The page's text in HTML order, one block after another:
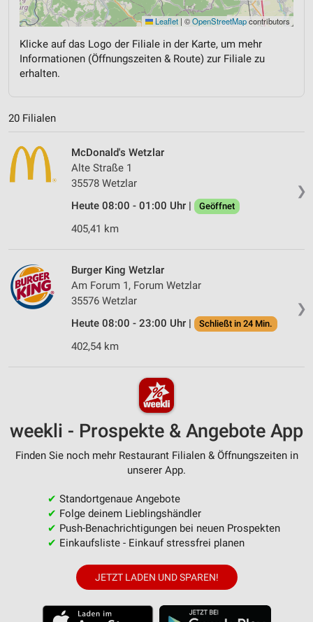
Leaflet | ©OpenStreetMapcontributors
Klicke auf das Logo der Filiale in der Karte, um mehr
Informationen (Öffnungszeiten & Route) zur Filiale zu
erhalten.
20 Filialen
❯
McDonald's Wetzlar
Alte Straße 1
35578 Wetzlar
Heute 08:00 - 01:00 Uhr |
Geöffnet
405,41 km
❯
Burger King Wetzlar
Am Forum 1, Forum Wetzlar
35576 Wetzlar
Heute 08:00 - 23:00 Uhr |
Schließt in 24 Min.
402,54 km
weekli - Prospekte & Angebote App
Finden Sie noch mehr Restaurant Filialen & Öffnungszeiten in
unserer App.
✔ Standortgenaue Angebote
✔ Folge deinem Lieblingshändler
✔ Push-Benachrichtigungen bei neuen Prospekten
✔ Einkaufsliste - Einkauf stressfrei planen
JETZT LADEN UND SPAREN!